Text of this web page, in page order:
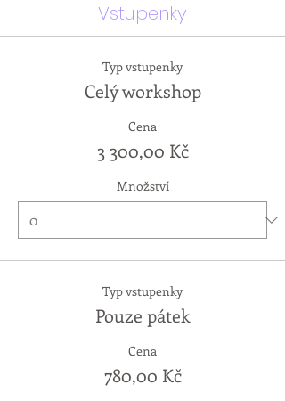
Vstupenky
Typ vstupenky
Celý workshop
Cena
3 300,00 Kč
Množství
Typ vstupenky
Pouze pátek
Cena
780,00 Kč